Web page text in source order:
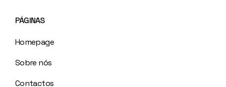
PÁGINAS
Homepage
Sobre nós
Contactos